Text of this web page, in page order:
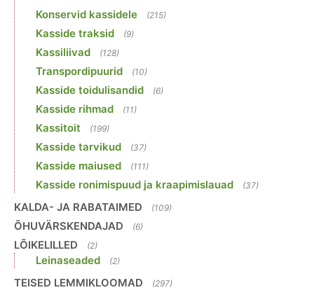
Konservid kassidele (215)
Kasside traksid (9)
Kassiliivad (128)
Transpordipuurid (10)
Kasside toidulisandid (6)
Kasside rihmad (11)
Kassitoit (199)
Kasside tarvikud (37)
Kasside maiused (111)
Kasside ronimispuud ja kraapimislauad (37)
KALDA- JA RABATAIMED (109)
ÕHUVÄRSKENDAJAD (6)
LÕIKELILLED (2)
Leinaseaded (2)
TEISED LEMMIKLOOMAD (297)